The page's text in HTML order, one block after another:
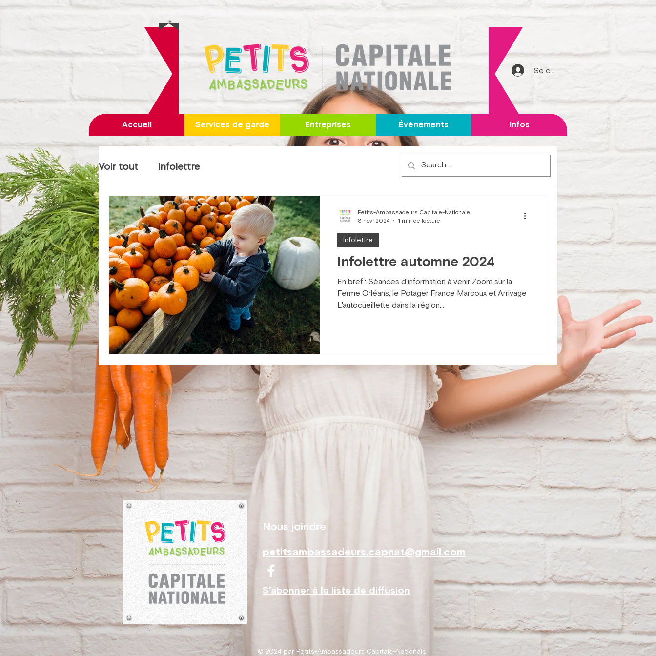
Se connecter
Entreprises Événements Infos
Accueil Services de garde
Voir tout Infolettre
Infolettre automne 2024
En bref : Séances d'information à venir Zoom sur la
Ferme Orléans, le Potager France Marcoux et Arrivage
L'autocueillette dans la région...
Infolettre
Petits-Ambassadeurs Capitale-Nationale
8 nov. 2024
1 min de lecture
Nous joindre
petitsambassadeurs.capnat@gmail.com
S'abonner à la liste de diffusion
© 2024 par Petits-Ambassadeurs Capitale-Nationale